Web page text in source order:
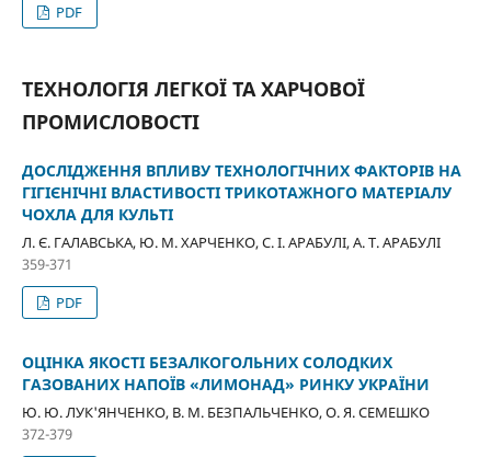
PDF
ТЕХНОЛОГІЯ ЛЕГКОЇ ТА ХАРЧОВОЇ
ПРОМИСЛОВОСТІ
ДОСЛІДЖЕННЯ ВПЛИВУ ТЕХНОЛОГІЧНИХ ФАКТОРІВ НА
ГІГІЄНІЧНІ ВЛАСТИВОСТІ ТРИКОТАЖНОГО МАТЕРІАЛУ
ЧОХЛА ДЛЯ КУЛЬТІ
Л. Є. ГАЛАВСЬКА, Ю. М. ХАРЧЕНКО, С. І. АРАБУЛІ, А. Т. АРАБУЛІ
359-371
PDF
ОЦІНКА ЯКОСТІ БЕЗАЛКОГОЛЬНИХ СОЛОДКИХ
ГАЗОВАНИХ НАПОЇВ «ЛИМОНАД» РИНКУ УКРАЇНИ
Ю. Ю. ЛУК'ЯНЧЕНКО, В. М. БЕЗПАЛЬЧЕНКО, О. Я. СЕМЕШКО
372-379